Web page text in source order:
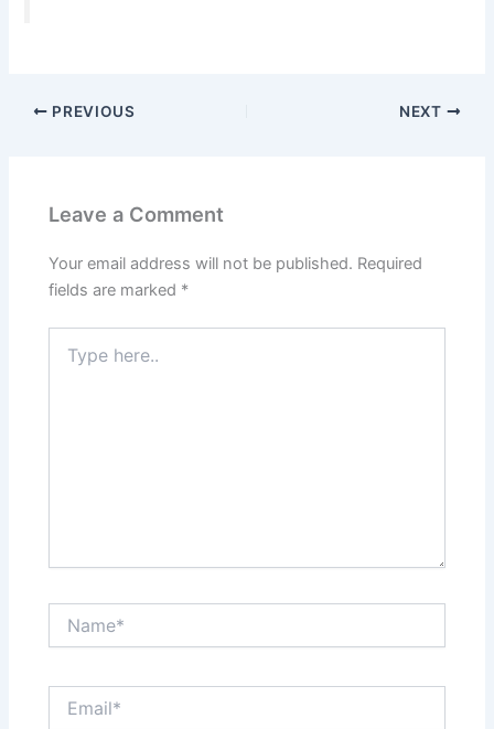
PREVIOUS NEXT
Leave a Comment
Your email address will not be published. Required
fields are marked *
here..